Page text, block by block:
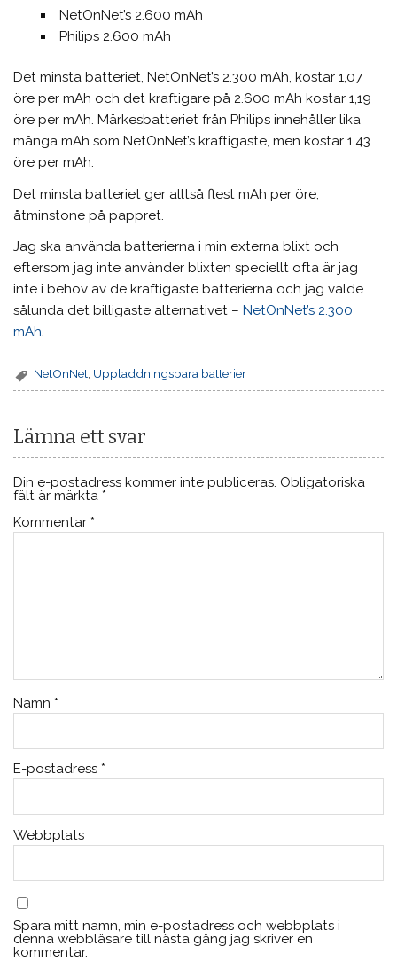
NetOnNet’s 2.600 mAh
Philips 2.600 mAh
Det minsta batteriet, NetOnNet’s 2.300 mAh, kostar 1,07
öre per mAh och det kraftigare på 2.600 mAh kostar 1,19
öre per mAh. Märkesbatteriet från Philips innehåller lika
många mAh som NetOnNet’s kraftigaste, men kostar 1,43
öre per mAh.
Det minsta batteriet ger alltså flest mAh per öre,
åtminstone på pappret.
Jag ska använda batterierna i min externa blixt och
eftersom jag inte använder blixten speciellt ofta är jag
inte i behov av de kraftigaste batterierna och jag valde
sålunda det billigaste alternativet –NetOnNet’s 2.300
mAh.
NetOnNet Uppladdningsbara batterier
Lämna ett svar
Din e-postadress kommer inte publiceras. Obligatoriska
fält är märkta *
Kommentar *
Namn *
E-postadress *
Webbplats
Spara mitt namn, min e-postadress och webbplats i
denna webbläsare till nästa gång jag skriver en
kommentar.